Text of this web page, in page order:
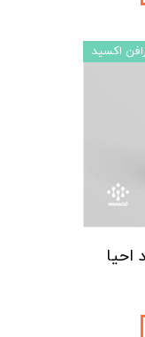
احیا
اکسید